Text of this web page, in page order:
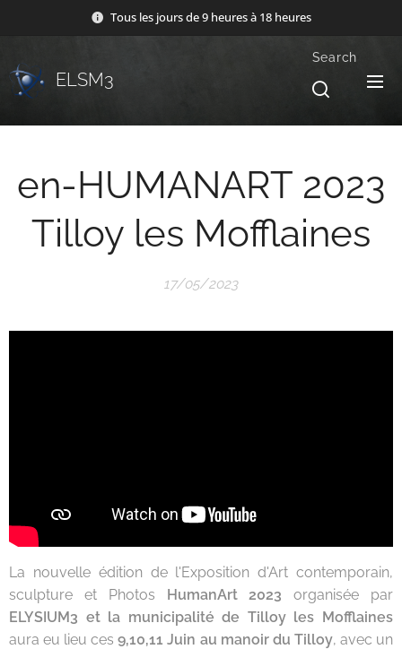
Tous les jours de 9 heures à 18 heures
ELSM3
Search
en-HUMANART 2023
Tilloy les Mofflaines
17/05/2023
La nouvelle édition de l'Exposition d'Art contemporain,
sculpture et Photos HumanArt 2023 organisée par
ELYSIUM3 et la municipalité de Tilloy les Mofflaines
aura eu lieu ces9,10,11 Juin au manoir du Tilloy, avec un